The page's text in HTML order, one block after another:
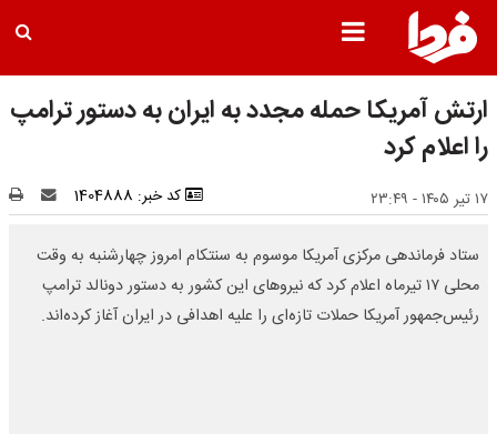
ارتش آمریکا حمله مجدد به ایران به دستور ترامپ
را اعلام کرد
۱۷ تیر ۱۴۰۵ - ۲۳:۴۹ کد خبر: 1404888
ستاد فرماندهی مرکزی آمریکا موسوم به سنتکام امروز چهارشنبه به وقت
محلی ۱۷ تیرماه اعلام کرد که نیروهای این کشور به دستور دونالد ترامپ
رئیس‌جمهور آمریکا حملات تازه‌ای را علیه اهدافی در ایران آغاز کرده‌اند.